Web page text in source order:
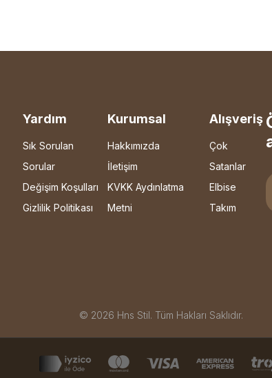
Yardım
Sık Sorulan
Sorular
Değişim Koşulları
Gizlilik Politikası
Kurumsal
Hakkımızda
İletişim
KVKK Aydınlatma
Metni
Alışveriş
Çok
Satanlar
Elbise
Takım
© 2026 Hns Stil. Tüm Hakları Saklıdır.